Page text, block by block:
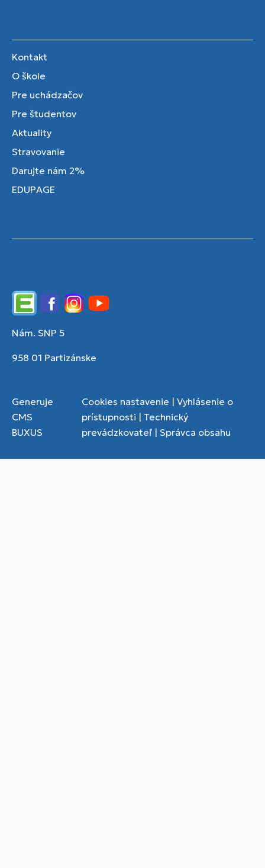
Kontakt
O škole
Pre uchádzačov
Pre študentov
Aktuality
Stravovanie
Darujte nám 2%
EDUPAGE
EdupageFacebookInstagram
YouTube
Nám. SNP 5
958 01 Partizánske
Generuje
CMS
BUXUS
Cookies nastavenie | Vyhlásenie o
prístupnosti | Technický
prevádzkovateľ | Správca obsahu